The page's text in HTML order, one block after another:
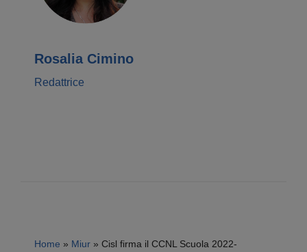
Rosalia Cimino
Redattrice
Home » Miur » Cisl firma il CCNL Scuola 2022-